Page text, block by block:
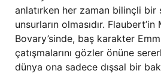
anlatırken her zaman bilinçli bir
unsurların olmasıdır. Flaubert’in
Bovary’sinde, baş karakter
çatışmalarını gözler önüne
dünya ona sadece dışsal bir